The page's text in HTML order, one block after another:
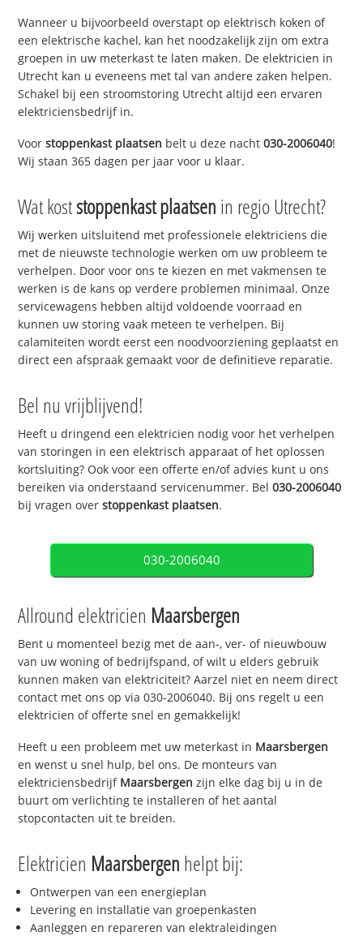
Wanneer u bijvoorbeeld overstapt op elektrisch koken of
een elektrische kachel, kan het noodzakelijk zijn om extra
groepen in uw meterkast te laten maken. De elektricien in
Utrecht kan u eveneens met tal van andere zaken helpen.
Schakel bij een stroomstoring Utrecht altijd een ervaren
elektriciensbedrijf in.
Voorstoppenkast plaatsen belt u deze nacht030-2006040!
Wij staan 365 dagen per jaar voor u klaar.
Wat koststoppenkast plaatsen in regio Utrecht?
Wij werken uitsluitend met professionele elektriciens die
met de nieuwste technologie werken om uw probleem te
verhelpen. Door voor ons te kiezen en met vakmensen te
werken is de kans op verdere problemen minimaal. Onze
servicewagens hebben altijd voldoende voorraad en
kunnen uw storing vaak meteen te verhelpen. Bij
calamiteiten wordt eerst een noodvoorziening geplaatst en
direct een afspraak gemaakt voor de definitieve reparatie.
Bel nu vrijblijvend!
Heeft u dringend een elektricien nodig voor het verhelpen
van storingen in een elektrisch apparaat of het oplossen
kortsluiting? Ook voor een offerte en/of advies kunt u ons
bereiken via onderstaand servicenummer. Bel030-2006040
bij vragen overstoppenkast plaatsen.
030-2006040
Allround elektricien Maarsbergen
Bent u momenteel bezig met de aan-, ver- of nieuwbouw
van uw woning of bedrijfspand, of wilt u elders gebruik
kunnen maken van elektriciteit? Aarzel niet en neem direct
contact met ons op via 030-2006040. Bij ons regelt u een
elektricien of offerte snel en gemakkelijk!
Heeft u een probleem met uw meterkast in Maarsbergen
en wenst u snel hulp, bel ons. De monteurs van
elektriciensbedrijf Maarsbergen zijn elke dag bij u in de
buurt om verlichting te installeren of het aantal
stopcontacten uit te breiden.
Elektricien Maarsbergen helpt bij:
Ontwerpen van een energieplan
Levering en installatie van groepenkasten
Aanleggen en repareren van elektraleidingen